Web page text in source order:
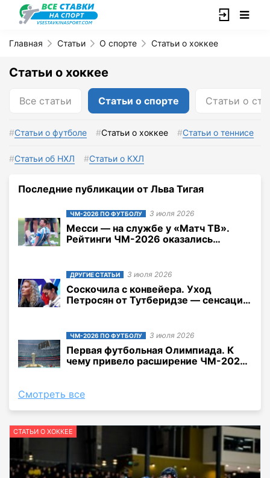
Главная Статьи О спорте Статьи о хоккее
Статьи о хоккее
Все статьи Статьи о спорте Статьи о
Статьи о футболе Статьи о хоккее Статьи о теннисе
Статьи об НХЛ Статьи о КХЛ
Последние публикации от Льва Тигая
ЧМ-2026 ПО ФУТБОЛУ 3 июля 2026
Месси — на службе у «Матч ТВ».
Рейтинги ЧМ-2026 оказались
ДРУГИЕ СТАТЬИ 3 июля 2026
Соскочила с конвейера. Уход
Петросян от Тутберидзе — сенсация
ЧМ-2026 ПО ФУТБОЛУ 3 июля 2026
Первая футбольная Олимпиада. К
чему привело расширение ЧМ-2026
Смотреть все
СТАТЬИ О ХОККЕЕ